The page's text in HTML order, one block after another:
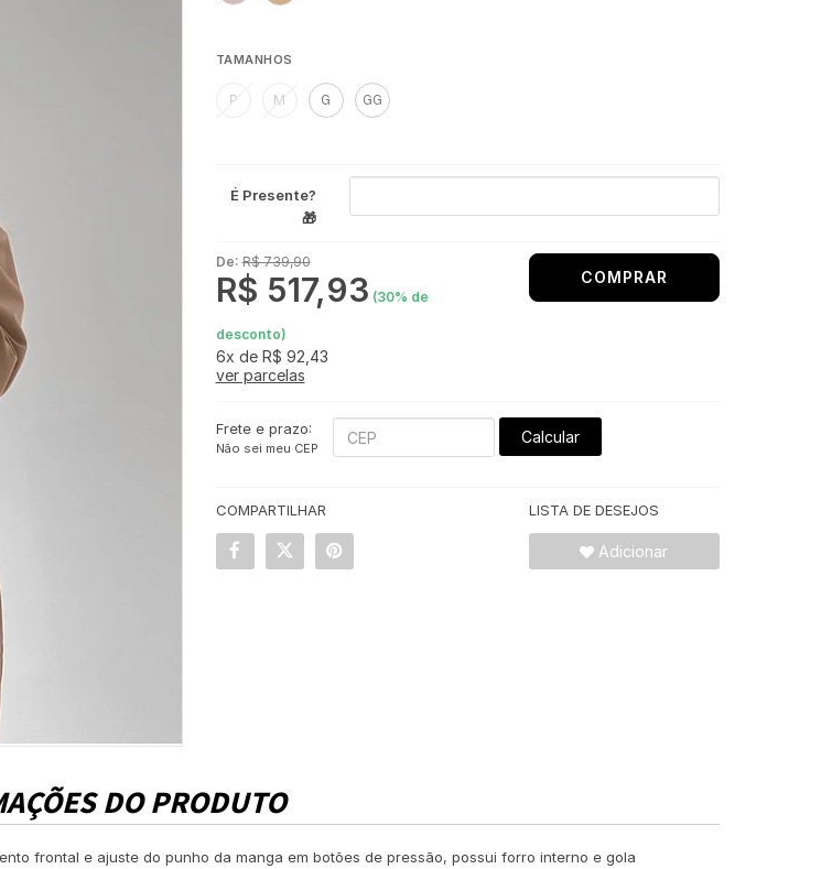
TAMANHOS
P M G GG
É Presente?
🎁
De:R$ 739,90
R$ 517,93 (30% de
desconto)
6x de R$ 92,43
ver parcelas
COMPRAR
Frete e prazo:
Não sei meu CEP
Calcular
COMPARTILHAR LISTA DE DESEJOS
Adicionar
DO PRODUTO
frontal e ajuste do punho da manga em botões de pressão, possui forro interno e gola